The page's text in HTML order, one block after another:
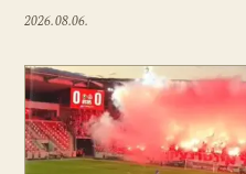
2026.08.06.